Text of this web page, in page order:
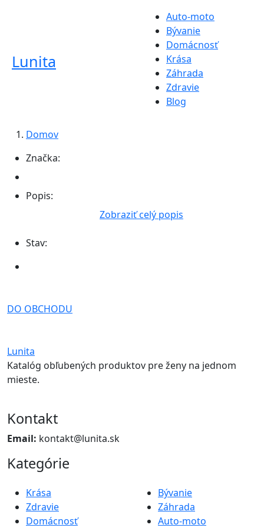
Lunita
Auto-moto
Bývanie
Domácnosť
Krása
Záhrada
Zdravie
Blog
Domov
Značka:
Popis:
Zobraziť celý popis
Stav:
DO OBCHODU
Lunita
Katalóg obľubených produktov pre ženy na jednom
mieste.
Kontakt
Email: kontakt@lunita.sk
Kategórie
Krása
Zdravie
Domácnosť
Bývanie
Záhrada
Auto-moto